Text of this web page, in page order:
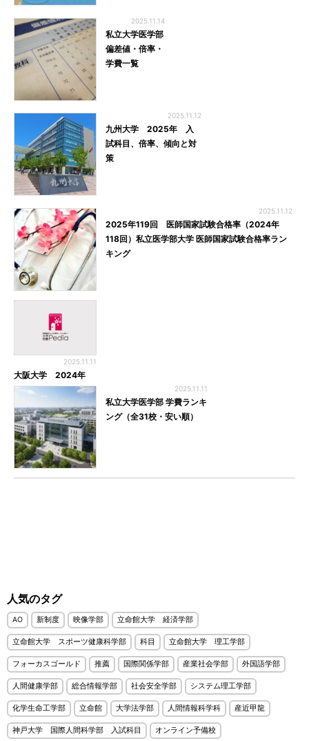
2025.11.14
私立大学医学部
偏差値・倍率・
学費一覧
2025.11.12
九州大学 2025年 入
試科目、倍率、傾向と対
策
2025.11.12
2025年119回 医師国家試験合格率（2024年
118回）私立医学部大学 医師国家試験合格率ラン
キング
2025.11.11
大阪大学 2024年
2025.11.11
私立大学医学部 学費ランキ
ング（全31校・安い順）
人気のタグ
AO 新制度 映像学部 立命館大学 経済学部
立命館大学 スポーツ健康科学部 科目 立命館大学 理工学部
フォーカスゴールド 推薦 国際関係学部 産業社会学部 外国語学部
人間健康学部 総合情報学部 社会安全学部 システム理工学部
化学生命工学部 立命館 大学法学部 人間情報科学科 産近甲龍
神戸大学 国際人間科学部 入試科目 オンライン予備校